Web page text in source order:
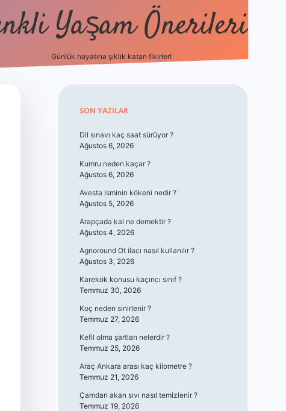
Yaşam Önerileri
Günlük hayatına şıklık katan fikirler!
Sidebar
SON YAZILAR
Dil sınavı kaç saat sürüyor ?
Ağustos 6, 2026
Kumru neden kaçar ?
Ağustos 6, 2026
Avesta isminin kökeni nedir ?
Ağustos 5, 2026
Arapçada kal ne demektir ?
Ağustos 4, 2026
Agnoround Ot ilacı nasıl kullanılır ?
Ağustos 3, 2026
Karekök konusu kaçıncı sınıf ?
Temmuz 30, 2026
Koç neden sinirlenir ?
Temmuz 27, 2026
Kefil olma şartları nelerdir ?
Temmuz 25, 2026
Araç Ankara arası kaç kilometre ?
Temmuz 21, 2026
Çamdan akan sıvı nasıl temizlenir ?
Temmuz 19, 2026